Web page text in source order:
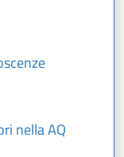
nella AQ